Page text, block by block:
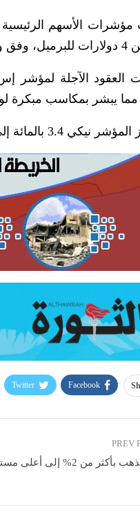
بينما صعد المؤشر توبكس الأوسع نطاقا 2.4 بالمائة إلى 3976.22.
Facebook
Twitter
2% إلى أعلى مستوى له منذ 9 يونيو